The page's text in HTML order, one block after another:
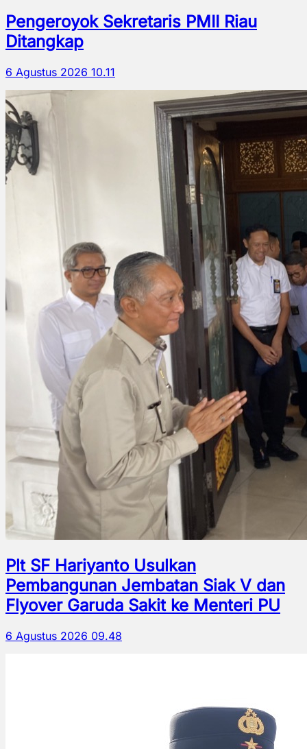
Pengeroyok Sekretaris PMII Riau
Ditangkap
6 Agustus 2026 10.11
Plt SF Hariyanto Usulkan
Pembangunan Jembatan Siak V dan
Flyover Garuda Sakit ke Menteri PU
6 Agustus 2026 09.48